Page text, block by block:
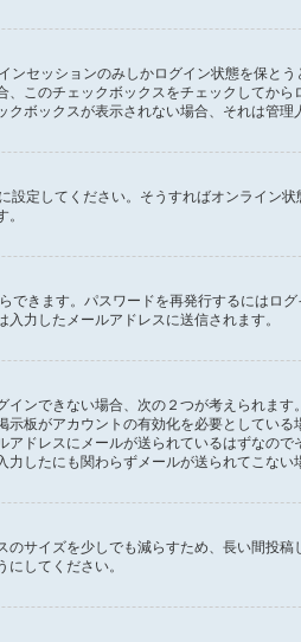
セッションのみしかログイン状態を保と
このチェックボックスをチェックしてか
ボックスが表示されない場合、それは管理
設定してください。そうすればオンライ
できます。パスワードを再発行するにはロ
力したメールアドレスに送信されます。
ンできない場合、次の２つが考えられま
板がアカウントの有効化を必要としてい
ドレスにメールが送られているはずなの
したにも関わらずメールが送られてこない
サイズを少しでも減らすため、長い間投
してください。